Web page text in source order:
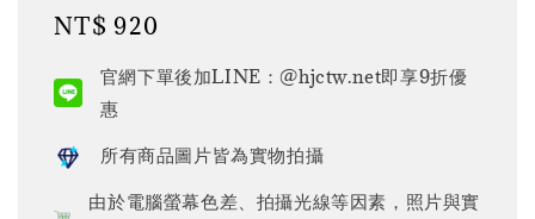
Regular
NT$ 920
官網下單後加LINE：@hjctw.net即享9折優
惠
所有商品圖片皆為實物拍攝
由於電腦螢幕色差、拍攝光線等因素，照片與實